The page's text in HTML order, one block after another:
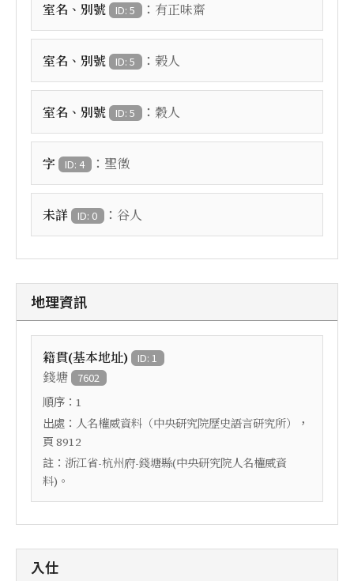
室名、別號 ID: 5 ： 有正味齋
室名、別號 ID: 5 ： 榖人
室名、別號 ID: 5 ： 穀人
字 ID: 4 ： 聖徵
未詳 ID: 0 ： 谷人
地理資訊
籍貫(基本地址) ID: 1
錢塘 7602
順序： 1
出處： 人名權威資料（中央研究院歷史語言研究所）
，
頁 8912
註： 浙江省-杭州府-錢塘縣(中央研究院人名權威資
料)。
入仕